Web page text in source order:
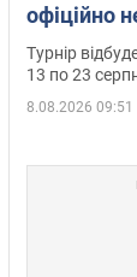
офіційно
до
основних
Турнір
13 по 23
8.08.2026 09:51